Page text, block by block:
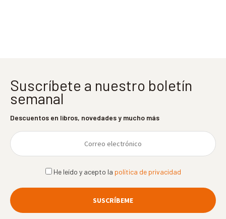
Suscríbete a nuestro boletín
semanal
Descuentos en libros, novedades y mucho más
He leído y acepto la política de privacidad